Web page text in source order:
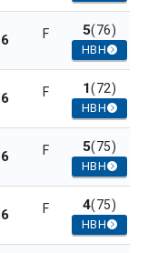
6 F 5(76)
HBH
6 F 1(72)
HBH
6 F 5(75)
HBH
6 F 4(75)
HBH